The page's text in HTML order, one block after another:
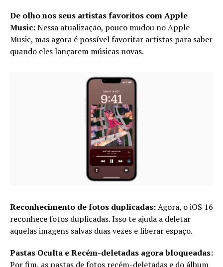
De olho nos seus artistas favoritos com Apple
Music:Nessa atualização, pouco mudou no Apple
Music, mas agora é possível favoritar artistas para saber
quando eles lançarem músicas novas.
Reconhecimento de fotos duplicadas:Agora, o iOS 16
reconhece fotos duplicadas. Isso te ajuda a deletar
aquelas imagens salvas duas vezes e liberar espaço.
Pastas Oculta e Recém-deletadas agora bloqueadas:
Por fim, as pastas de fotos recém-deletadas e do álbum